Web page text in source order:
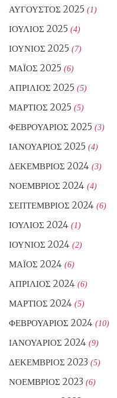
ΑΎΓΟΥΣΤΟΣ 2025 (1)
ΙΟΎΛΙΟΣ 2025 (4)
ΙΟΎΝΙΟΣ 2025 (7)
ΜΆΙΟΣ 2025 (6)
ΑΠΡΊΛΙΟΣ 2025 (5)
ΜΆΡΤΙΟΣ 2025 (5)
ΦΕΒΡΟΥΆΡΙΟΣ 2025 (3)
ΙΑΝΟΥΆΡΙΟΣ 2025 (4)
ΔΕΚΈΜΒΡΙΟΣ 2024 (3)
ΝΟΈΜΒΡΙΟΣ 2024 (4)
ΣΕΠΤΈΜΒΡΙΟΣ 2024 (6)
ΙΟΎΛΙΟΣ 2024 (1)
ΙΟΎΝΙΟΣ 2024 (2)
ΜΆΙΟΣ 2024 (6)
ΑΠΡΊΛΙΟΣ 2024 (6)
ΜΆΡΤΙΟΣ 2024 (5)
ΦΕΒΡΟΥΆΡΙΟΣ 2024 (10)
ΙΑΝΟΥΆΡΙΟΣ 2024 (9)
ΔΕΚΈΜΒΡΙΟΣ 2023 (5)
ΝΟΈΜΒΡΙΟΣ 2023 (6)